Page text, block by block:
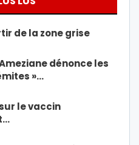
de la zone grise
dénonce les
»…
le vaccin